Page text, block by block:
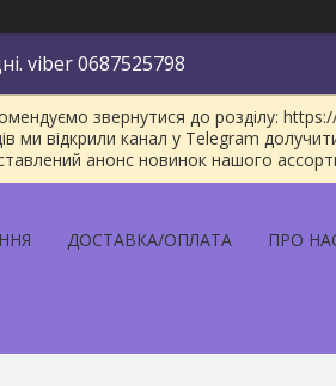
viber 0687525798
звернутися до розділу:
ми відкрили канал у Telegram
анонс новинок нашого
ДОСТАВКА/ОПЛАТА ПРО